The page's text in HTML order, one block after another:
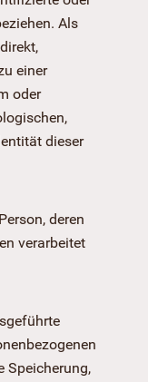
Als
einer
oder
dieser
deren
verarbeitet
Speicherung,